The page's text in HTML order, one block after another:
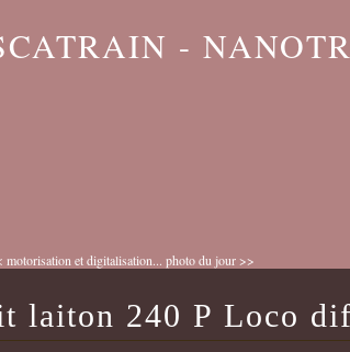
-
motorisation et digitalisation... photo du jour >>
laiton 240 P Loco